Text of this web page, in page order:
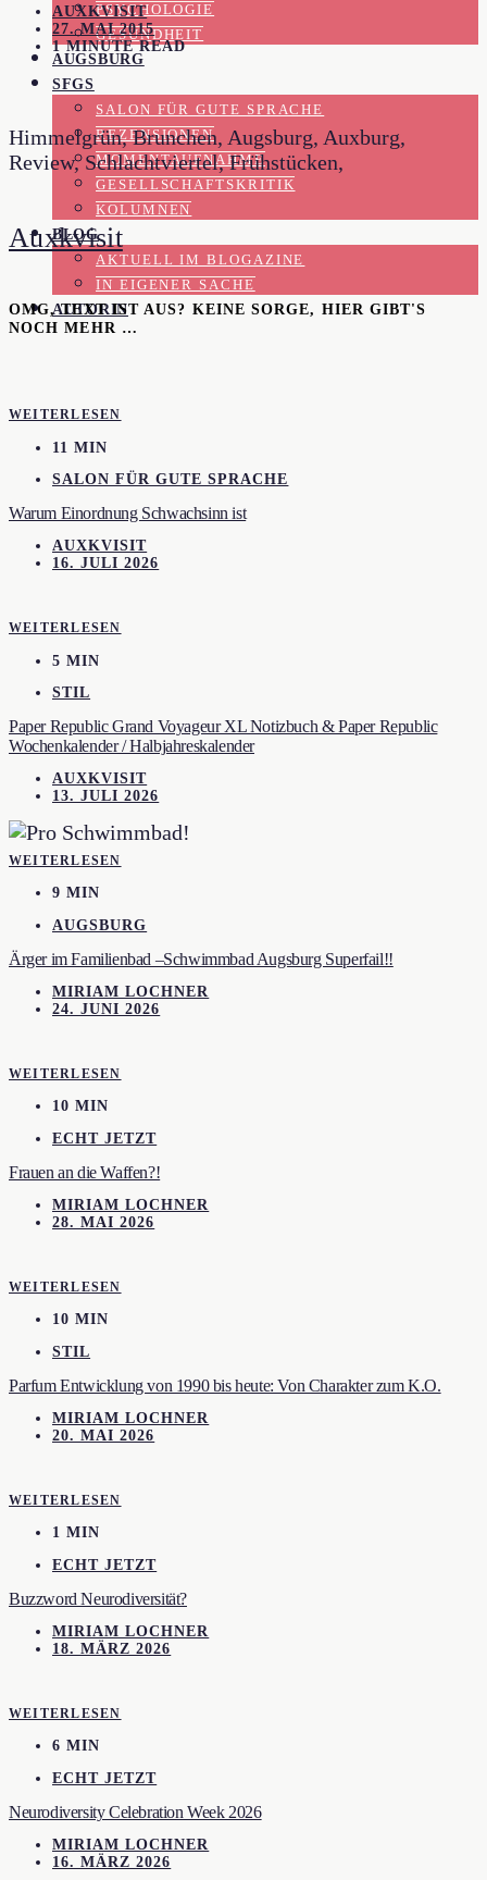
PSYCHOLOGIE
GESUNDHEIT
AUGSBURG
SFGS
SALON FÜR GUTE SPRACHE
REZENSIONEN
MOMENTAUFNAHME
GESELLSCHAFTSKRITIK
KOLUMNEN
BLOG
AKTUELL IM BLOGAZINE
IN EIGENER SACHE
AUTORIN
AUXKVISIT
27. MAI 2015
1 MINUTE READ
Himmelgrün, Brunchen, Augsburg, Auxburg,
Review, Schlachtviertel, Frühstücken,
Auxkvisit
OMG, TEXT IST AUS? KEINE SORGE, HIER GIBT'S
NOCH MEHR …
WEITERLESEN
11 MIN
SALON FÜR GUTE SPRACHE
Warum Einordnung Schwachsinn ist
AUXKVISIT
16. JULI 2026
WEITERLESEN
5 MIN
STIL
Paper Republic Grand Voyageur XL Notizbuch & Paper Republic
Wochenkalender / Halbjahreskalender
AUXKVISIT
13. JULI 2026
WEITERLESEN
9 MIN
AUGSBURG
Ärger im Familienbad –Schwimmbad Augsburg Superfail!!
MIRIAM LOCHNER
24. JUNI 2026
WEITERLESEN
10 MIN
ECHT JETZT
Frauen an die Waffen?!
MIRIAM LOCHNER
28. MAI 2026
WEITERLESEN
10 MIN
STIL
Parfum Entwicklung von 1990 bis heute: Von Charakter zum K.O.
MIRIAM LOCHNER
20. MAI 2026
WEITERLESEN
1 MIN
ECHT JETZT
Buzzword Neurodiversität?
MIRIAM LOCHNER
18. MÄRZ 2026
WEITERLESEN
6 MIN
ECHT JETZT
Neurodiversity Celebration Week 2026
MIRIAM LOCHNER
16. MÄRZ 2026